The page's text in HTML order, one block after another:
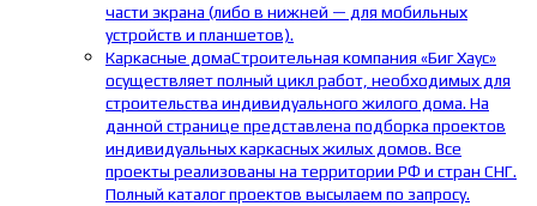
части экрана (либо в нижней — для мобильных
устройств и планшетов).
Каркасные домаСтроительная компания «Биг Хаус»
осуществляет полный цикл работ, необходимых для
строительства индивидуального жилого дома. На
данной странице представлена подборка проектов
индивидуальных каркасных жилых домов. Все
проекты реализованы на территории РФ и стран СНГ.
Полный каталог проектов высылаем по запросу.